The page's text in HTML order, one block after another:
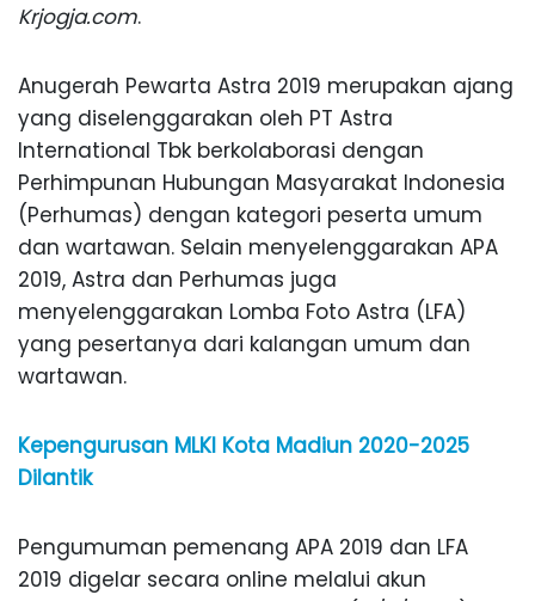
Krjogja.com.
Anugerah Pewarta Astra 2019 merupakan ajang
yang diselenggarakan oleh PT Astra
International Tbk berkolaborasi dengan
Perhimpunan Hubungan Masyarakat Indonesia
(Perhumas) dengan kategori peserta umum
dan wartawan. Selain menyelenggarakan APA
2019, Astra dan Perhumas juga
menyelenggarakan Lomba Foto Astra (LFA)
yang pesertanya dari kalangan umum dan
wartawan.
Kepengurusan MLKI Kota Madiun 2020-2025
Dilantik
Pengumuman pemenang APA 2019 dan LFA
2019 digelar secara online melalui akun